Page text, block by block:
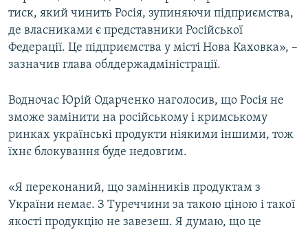
тиск, який чинить Росія, зупиняючи підприємства,
де власниками є представники Російської
Федерації. Це підприємства у місті Нова Каховка», –
зазначив глава облдержадміністрації.
Водночас Юрій Одарченко наголосив, що Росія не
зможе замінити на російському і кримському
ринках українські продукти ніякими іншими, тож
їхнє блокування буде недовгим.
«Я переконаний, що замінників продуктам з
України немає. З Туреччини за такою ціною і такої
якості продукцію не завезеш. Я думаю, що це